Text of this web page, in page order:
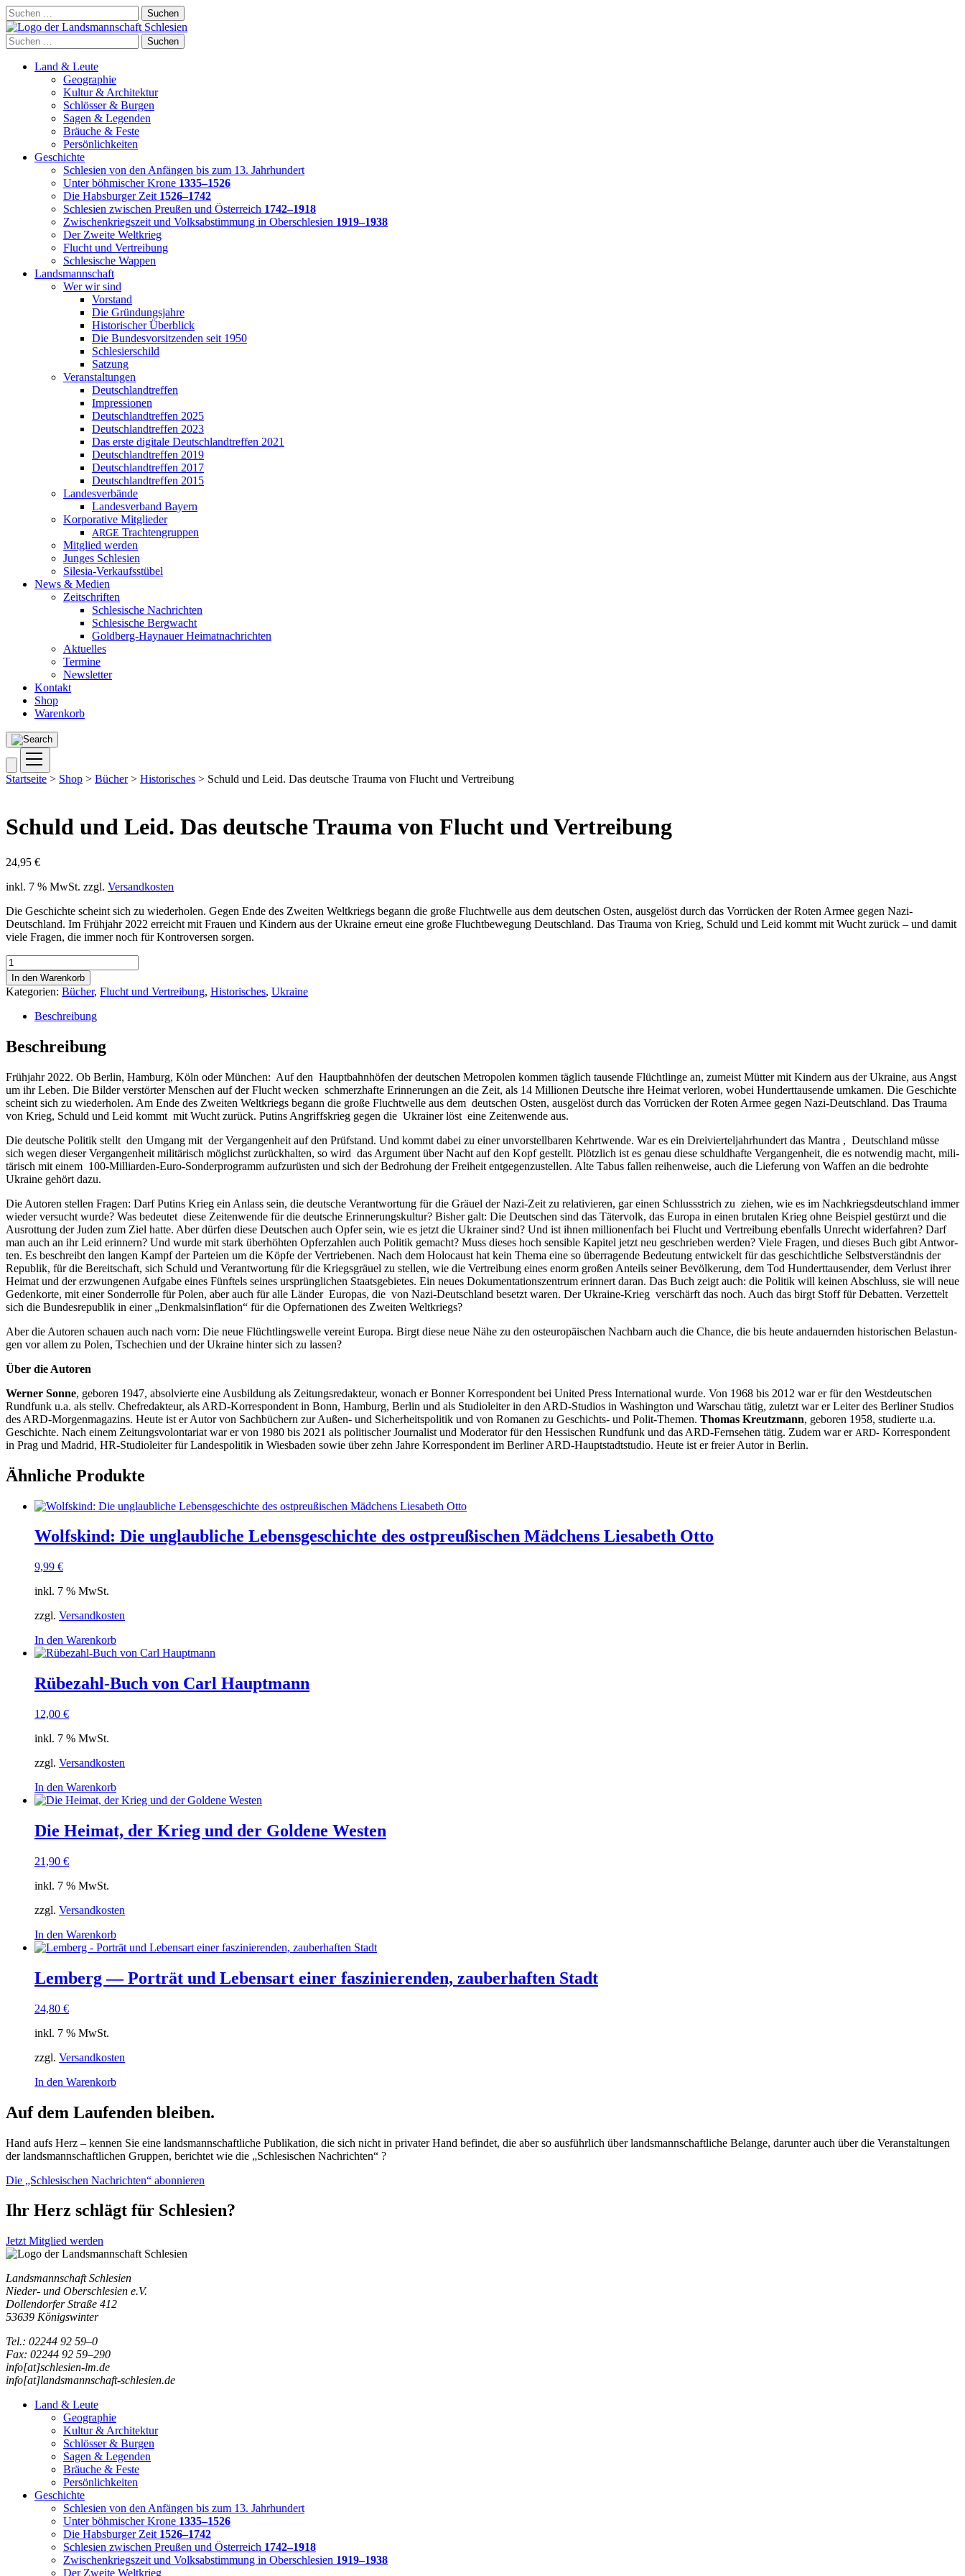
Skip
to
content
Suchen
nach:
Suchen
nach:
Land & Leute
Geographie
Kultur & Architektur
Schlösser & Burgen
Sagen & Legenden
Bräuche & Feste
Persönlichkeiten
Geschichte
Schlesien von den Anfängen bis zum 13. Jahrhundert
Unter böhmischer Krone 1335–1526
Die Habsburger Zeit 1526–1742
Schlesien zwischen Preußen und Österreich 1742–1918
Zwischenkriegszeit und Volksabstimmung in Oberschlesien 1919–1938
Der Zweite Weltkrieg
Flucht und Vertreibung
Schlesische Wappen
Landsmannschaft
Wer wir sind
Vorstand
Die Gründungsjahre
Historischer Überblick
Die Bundesvorsitzenden seit 1950
Schlesierschild
Satzung
Veranstaltungen
Deutschlandtreffen
Impressionen
Deutschlandtreffen 2025
Deutschlandtreffen 2023
Das erste digitale Deutschlandtreffen 2021
Deutschlandtreffen 2019
Deutschlandtreffen 2017
Deutschlandtreffen 2015
Landesverbände
Landesverband Bayern
Korporative Mitglieder
ARGE Trachtengruppen
Mitglied werden
Junges Schlesien
Silesia-Verkaufsstübel
News & Medien
Zeitschriften
Schlesische Nachrichten
Schlesische Bergwacht
Goldberg-Haynauer Heimatnachrichten
Aktuelles
Termine
Newsletter
Kontakt
Shop
Warenkorb
Startseite > Shop > Bücher> Historisches > Schuld und Leid. Das deutsche Trauma von Flucht und Vertreibung
Schuld und Leid. Das deutsche Trauma von Flucht und Vertreibung
24,95 €
inkl. 7 % MwSt. zzgl. Versandkosten
Die Geschichte scheint sich zu wiederholen. Gegen Ende des Zweiten Weltkriegs begann die große Fluchtwelle aus dem deutschen Osten, ausgelöst durch das Vorrücken der Roten Armee gegen Nazi-
Deutschland. Im Frühjahr 2022 erreicht mit Frauen und Kindern aus der Ukraine erneut eine große Fluchtbewegung Deutschland. Das Trauma von Krieg, Schuld und Leid kommt mit Wucht zurück – und damit
viele Fragen, die immer noch für Kontroversen sorgen.
Schuld
und
Leid.
Das
deutsche
Trauma
von
Flucht
Vertreibung
Menge
In den Warenkorb
Kategorien: Bücher, Flucht und Vertreibung, Historisches, Ukraine
Beschreibung
Beschreibung
Früh­jahr 2022. Ob Ber­lin, Ham­burg, Köln oder Mün­chen: Auf den Haupt­bahn­hö­fen der deut­schen Metro­po­len kom­men täg­lich tau­sen­de Flücht­lin­ge an, zumeist Müt­ter mit Kin­dern aus der Ukrai­ne, aus Angst
um ihr Leben. Die Bil­der ver­stör­ter Men­schen auf der Flucht wecken schmerz­haf­te Erin­ne­run­gen an die Zeit, als 14 Mil­lio­nen Deut­sche ihre Hei­mat ver­lo­ren, wobei Hun­dert­tau­sen­de umka­men. Die Geschich­te
scheint sich zu wie­der­ho­len. Am Ende des Zwei­ten Welt­kriegs begann die gro­ße Flucht­wel­le aus dem deut­schen Osten, aus­ge­löst durch das Vor­rü­cken der Roten Armee gegen Nazi-Deutsch­land. Das Trau­ma
von Krieg, Schuld und Leid kommt mit Wucht zurück. Putins Angriffs­krieg gegen die Ukrai­ner löst eine Zei­ten­wen­de aus.
Die deut­sche Poli­tik stellt den Umgang mit der Ver­gan­gen­heit auf den Prüf­stand. Und kommt dabei zu einer unvor­stell­ba­ren Kehrt­wen­de. War es ein Drei­vier­tel­jahr­hun­dert das Man­tra , Deutsch­land müs­se
sich wegen die­ser Ver­gan­gen­heit mili­tä­risch mög­lichst zurück­hal­ten, so wird das Argu­ment über Nacht auf den Kopf gestellt. Plötz­lich ist es genau die­se schuld­haf­te Ver­gan­gen­heit, die es not­wen­dig macht, mili­
tä­risch mit einem 100-Mil­li­ar­den-Euro-Son­der­pro­gramm auf­zu­rüs­ten und sich der Bedro­hung der Frei­heit ent­ge­gen­zu­stel­len. Alte Tabus fal­len rei­hen­wei­se, auch die Lie­fe­rung von Waf­fen an die bedroh­te
Ukrai­ne gehört dazu.
Die Autoren stel­len Fra­gen: Darf Putins Krieg ein Anlass sein, die deut­sche Ver­ant­wor­tung für die Gräu­el der Nazi-Zeit zu rela­ti­vie­ren, gar einen Schluss­strich zu zie­hen, wie es im Nach­kriegs­deutsch­land immer
wie­der ver­sucht wur­de? Was bedeu­tet die­se Zei­ten­wen­de für die deut­sche Erin­ne­rungs­kul­tur? Bis­her galt: Die Deut­schen sind das Täter­volk, das Euro­pa in einen bru­ta­len Krieg ohne Bei­spiel gestürzt und die
Aus­rot­tung der Juden zum Ziel hat­te. Aber dür­fen die­se Deut­schen auch Opfer sein, wie es jetzt die Ukrai­ner sind? Und ist ihnen mil­lio­nen­fach bei Flucht und Ver­trei­bung eben­falls Unrecht wider­fah­ren? Darf
man auch an ihr Leid erin­nern? Und wur­de mit stark über­höh­ten Opfer­zah­len auch Poli­tik gemacht? Muss die­ses hoch sen­si­ble Kapi­tel jetzt neu geschrie­ben wer­den? Vie­le Fra­gen, und die­ses Buch gibt Ant­wor­
ten. Es beschreibt den lan­gen Kampf der Par­tei­en um die Köp­fe der Ver­trie­be­nen. Nach dem Holo­caust hat kein The­ma eine so über­ra­gen­de Bedeu­tung ent­wi­ckelt für das geschicht­li­che Selbst­ver­ständ­nis der
Repu­blik, für die Bereit­schaft, sich Schuld und Ver­ant­wor­tung für die Kriegs­gräu­el zu stel­len, wie die Ver­trei­bung eines enorm gro­ßen Anteils sei­ner Bevöl­ke­rung, dem Tod Hun­dert­tau­sen­der, dem Ver­lust ihrer
Hei­mat und der erzwun­ge­nen Auf­ga­be eines Fünf­tels sei­nes ursprüng­li­chen Staats­ge­bie­tes. Ein neu­es Doku­men­ta­ti­ons­zen­trum erin­nert dar­an. Das Buch zeigt auch: die Poli­tik will kei­nen Abschluss, sie will neue
Gedenk­or­te, mit einer Son­der­rol­le für Polen, aber auch für alle Län­der Euro­pas, die von Nazi-Deutsch­land besetzt waren. Der Ukrai­ne-Krieg ver­schärft das noch. Auch das birgt Stoff für Debat­ten. Ver­zet­telt
sich die Bun­des­re­pu­blik in einer „Denk­mal­sin­fla­ti­on“ für die Opfer­na­tio­nen des Zwei­ten Weltkriegs?
Aber die Autoren schau­en auch nach vorn: Die neue Flücht­lings­wel­le ver­eint Euro­pa. Birgt die­se neue Nähe zu den ost­eu­ro­päi­schen Nach­barn auch die Chan­ce, die bis heu­te andau­ern­den his­to­ri­schen Belas­tun­
gen vor allem zu Polen, Tsche­chi­en und der Ukrai­ne hin­ter sich zu lassen?
Über die Autoren
Wer­ner Son­ne, gebo­ren 1947, absol­vier­te eine Aus­bil­dung als Zei­tungs­re­dak­teur, wonach er Bon­ner Kor­re­spon­dent bei United Press Inter­na­tio­nal wur­de. Von 1968 bis 2012 war er für den West­deut­schen
Rund­funk u.a. als stellv. Chef­re­dak­teur, als ARD-Kor­re­spon­dent in Bonn, Ham­burg, Ber­lin und als Stu­dio­lei­ter in den ARD-Stu­di­os in Washing­ton und War­schau tätig, zuletzt war er Lei­ter des Ber­li­ner Stu­di­os
des ARD-Mor­gen­ma­ga­zins. Heu­te ist er Autor von Sach­bü­chern zur Außen- und Sicher­heits­po­li­tik und von Roma­nen zu Geschichts- und Polit-The­men. Tho­mas Kreutz­mann, gebo­ren 1958, stu­dier­te u.a.
Geschich­te. Nach einem Zei­tungs­vo­lon­ta­ri­at war er von 1980 bis 2021 als poli­ti­scher Jour­na­list und Mode­ra­tor für den Hes­si­schen Rund­funk und das ARD-Fern­se­hen tätig. Zudem war er ARD- Kor­re­spon­dent
in Prag und Madrid, HR-Stu­dio­lei­ter für Lan­des­po­li­tik in Wies­ba­den sowie über zehn Jah­re Kor­re­spon­dent im Ber­li­ner ARD-Haupt­stadt­stu­dio. Heu­te ist er frei­er Autor in Berlin.
Ähnliche Produkte
Wolfskind: Die unglaubliche Lebensgeschichte des ostpreußischen Mädchens Liesabeth Otto
9,99 €
inkl. 7 % MwSt.
zzgl. Versandkosten
In den Warenkorb
Rübezahl-Buch von Carl Hauptmann
12,00 €
inkl. 7 % MwSt.
zzgl. Versandkosten
In den Warenkorb
Die Heimat, der Krieg und der Goldene Westen
21,90 €
inkl. 7 % MwSt.
zzgl. Versandkosten
In den Warenkorb
Lemberg — Porträt und Lebensart einer faszinierenden, zauberhaften Stadt
24,80 €
inkl. 7 % MwSt.
zzgl. Versandkosten
In den Warenkorb
Auf dem Laufenden bleiben.
Hand aufs Herz – kennen Sie eine landsmannschaftliche Publikation, die sich nicht in privater Hand befindet, die aber so ausführlich über landsmannschaftliche Belange, darunter auch über die Veranstaltungen
der landsmannschaftlichen Gruppen, berichtet wie die „Schlesischen Nachrichten“ ?
Die „Schlesischen Nachrichten“ abonnieren
Ihr Herz schlägt für Schlesien?
Jetzt Mitglied werden
Landsmannschaft Schlesien
Nieder- und Oberschlesien e.V.
Dollendorfer Straße 412
53639 Königswinter
Tel.: 02244 92 59–0
Fax: 02244 92 59–290
info[at]schlesien-lm.de
info[at]landsmannschaft-schlesien.de
Land & Leute
Geographie
Kultur & Architektur
Schlösser & Burgen
Sagen & Legenden
Bräuche & Feste
Persönlichkeiten
Geschichte
Schlesien von den Anfängen bis zum 13. Jahrhundert
Unter böhmischer Krone 1335–1526
Die Habsburger Zeit 1526–1742
Schlesien zwischen Preußen und Österreich 1742–1918
Zwischenkriegszeit und Volksabstimmung in Oberschlesien 1919–1938
Der Zweite Weltkrieg